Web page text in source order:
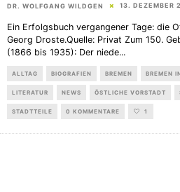
DR. WOLFGANG WILDGEN 13. DEZEMBER
Ein Erfolgsbuch vergangener Tage: die
Georg Droste.Quelle: Privat Zum 150.
(1866 bis 1935): Der niede...
ALLTAG BIOGRAFIEN BREMEN BREMEN
LITERATUR NEWS ÖSTLICHE VORSTADT
STADTTEILE 0 KOMMENTARE 1